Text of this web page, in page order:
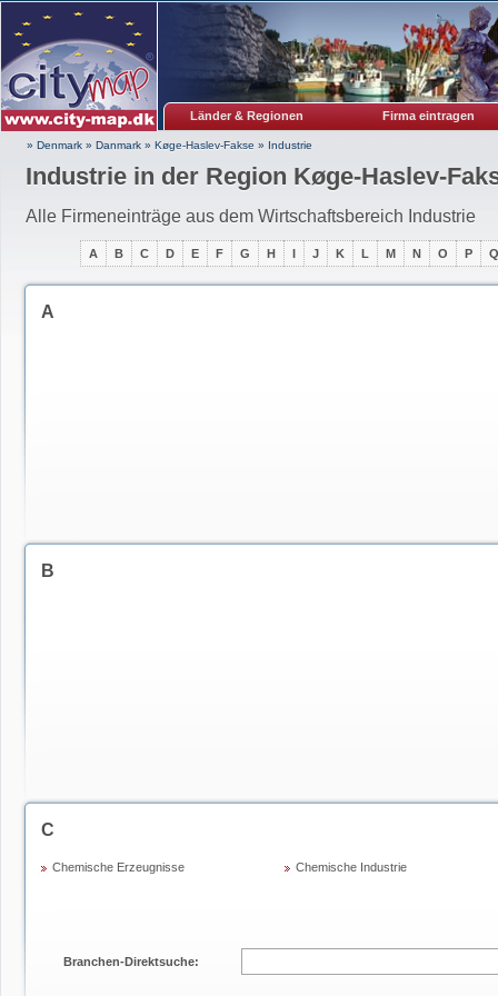
Länder & Regionen Firma eintragen
» Denmark » Danmark » Køge-Haslev-Fakse » Industrie
Industrie in der Region Køge-Haslev-
Alle Firmeneinträge aus dem Wirtschaftsbereich Industrie
A B C D E F G H I J K L M N O P Q
A
B
C
Chemische Erzeugnisse Chemische Industrie
Branchen-Direktsuche: